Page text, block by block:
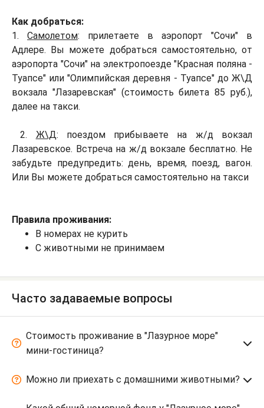
Как добраться:
1. Самолетом: прилетаете в аэропорт "Сочи" в
Адлере. Вы можете добраться самостоятельно, от
аэропорта "Сочи" на электропоезде "Красная поляна -
Туапсе" или "Олимпийская деревня - Туапсе" до Ж\Д
вокзала "Лазаревская" (стоимость билета 85 руб.),
далее на такси.
2. Ж\Д: поездом прибываете на ж/д вокзал
Лазаревское. Встреча на ж/д вокзале бесплатно. Не
забудьте предупредить: день, время, поезд, вагон.
Или Вы можете добраться самостоятельно на такси
Правила проживания:
В номерах не курить
С животными не принимаем
Часто задаваемые вопросы
Стоимость проживание в "Лазурное море"
мини-гостиница?
Можно ли приехать с домашними животными?